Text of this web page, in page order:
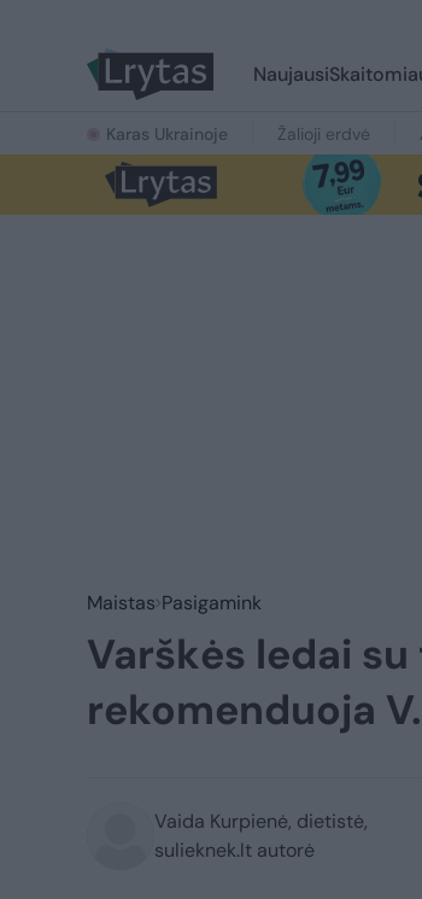
Naujausi
Karas Ukrainoje Žalioji erdvė
Maistas Pasigamink
Varškės ledai
rekomenduoja
Vaida Kurpienė, dietistė,
sulieknek.lt autorė